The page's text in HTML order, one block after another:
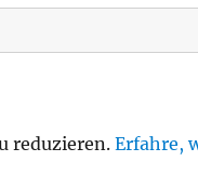
reduzieren.Erfahre,